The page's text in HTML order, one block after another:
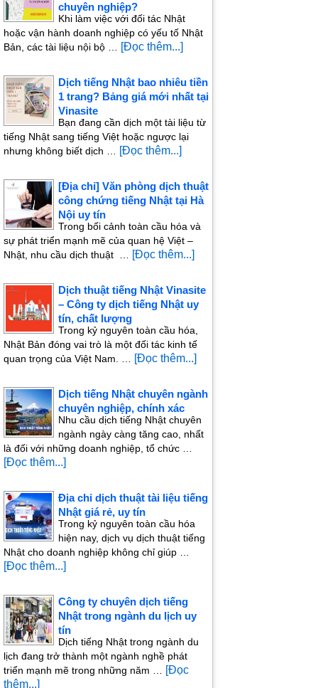
chuyên nghiệp?
Khi làm việc với đối tác Nhật
hoặc vận hành doanh nghiệp có yếu tố Nhật
Bản, các tài liệu nội bộ …
[Đọc thêm...]
Dịch tiếng Nhật bao nhiêu tiền
1 trang? Bảng giá mới nhất tại
Vinasite
Bạn đang cần dịch một tài liệu từ
tiếng Nhật sang tiếng Việt hoặc ngược lại
nhưng không biết dịch …
[Đọc thêm...]
[Địa chỉ] Văn phòng dịch thuật
công chứng tiếng Nhật tại Hà
Nội uy tín
Trong bối cảnh toàn cầu hóa và
sự phát triển mạnh mẽ của quan hệ Việt –
Nhật, nhu cầu dịch thuật …
[Đọc thêm...]
Dịch thuật tiếng Nhật Vinasite
– Công ty dịch tiếng Nhật uy
tín, chất lượng
Trong kỷ nguyên toàn cầu hóa,
Nhật Bản đóng vai trò là một đối tác kinh tế
quan trọng của Việt Nam. …
[Đọc thêm...]
Dịch tiếng Nhật chuyên ngành
chuyên nghiệp, chính xác
Nhu cầu dịch tiếng Nhật chuyên
ngành ngày càng tăng cao, nhất
là đối với những doanh nghiệp, tổ chức …
[Đọc thêm...]
Địa chỉ dịch thuật tài liệu tiếng
Nhật giá rẻ, uy tín
Trong kỷ nguyên toàn cầu hóa
hiện nay, dịch vụ dịch thuật tiếng
Nhật cho doanh nghiệp không chỉ giúp …
[Đọc thêm...]
Công ty chuyên dịch tiếng
Nhật trong ngành du lịch uy
tín
Dịch tiếng Nhật trong ngành du
lịch đang trở thành một ngành nghề phát
triển mạnh mẽ trong những năm …
[Đọc
thêm...]